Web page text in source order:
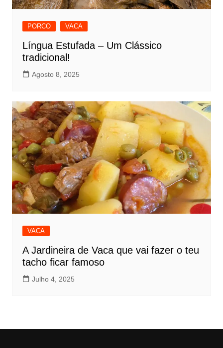
PORCO VACA
Língua Estufada – Um Clássico
tradicional!
Agosto 8, 2025
VACA
A Jardineira de Vaca que vai fazer o teu
tacho ficar famoso
Julho 4, 2025